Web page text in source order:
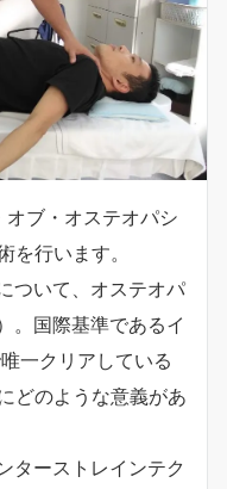
ブ・オステオパシ
を行います。
ついて、オステオパ
。国際基準であるイ
一クリアしている
どのような意義があ
ターストレインテク